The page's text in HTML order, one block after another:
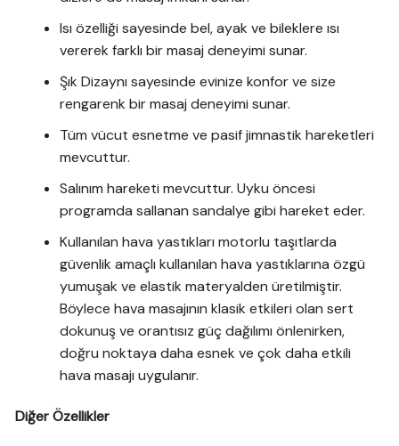
Isı özelliği sayesinde bel, ayak ve bileklere ısı
vererek farklı bir masaj deneyimi sunar.
Şık Dizaynı sayesinde evinize konfor ve size
rengarenk bir masaj deneyimi sunar.
Tüm vücut esnetme ve pasif jimnastik hareketleri
mevcuttur.
Salınım hareketi mevcuttur. Uyku öncesi
programda sallanan sandalye gibi hareket eder.
Kullanılan hava yastıkları motorlu taşıtlarda
güvenlik amaçlı kullanılan hava yastıklarına özgü
yumuşak ve elastik materyalden üretilmiştir.
Böylece hava masajının klasik etkileri olan sert
dokunuş ve orantısız güç dağılımı önlenirken,
doğru noktaya daha esnek ve çok daha etkili
hava masajı uygulanır.
Diğer Özellikler